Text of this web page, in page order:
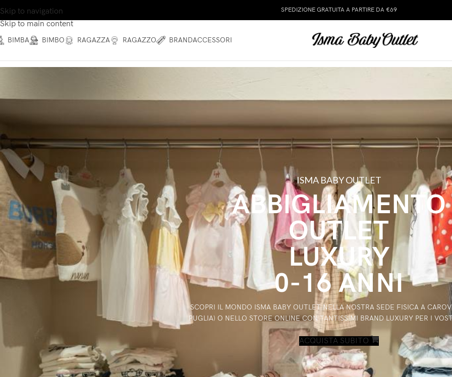
Skip to navigation
Skip to main content
SPEDIZIONE GRATUITA A PARTIRE DA €69
BIMBA BIMBO RAGAZZA RAGAZZO BRANDACCESSORI
ISMA BABY OUTLET
ABBIGLIAMENTO
OUTLET
LUXURY
0-16 ANNI
SCOPRI IL MONDO ISMA BABY OUTLET NELLA NOSTRA SEDE FISICA A
PUGLIA) O NELLO STORE ONLINE CON TANTISSIMI BRAND LUXURY PER I
ACQUISTA SUBITO